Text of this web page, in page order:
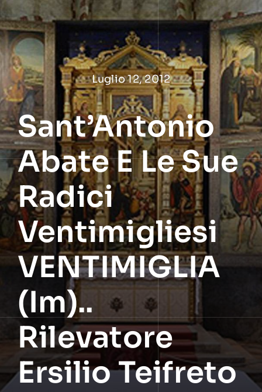
Salta
al
contenuto
Luglio 12, 2012
Sant’Antonio
Abate E Le Sue
Radici
Ventimigliesi
VENTIMIGLIA
(Im)..
Rilevatore
Ersilio Teifreto